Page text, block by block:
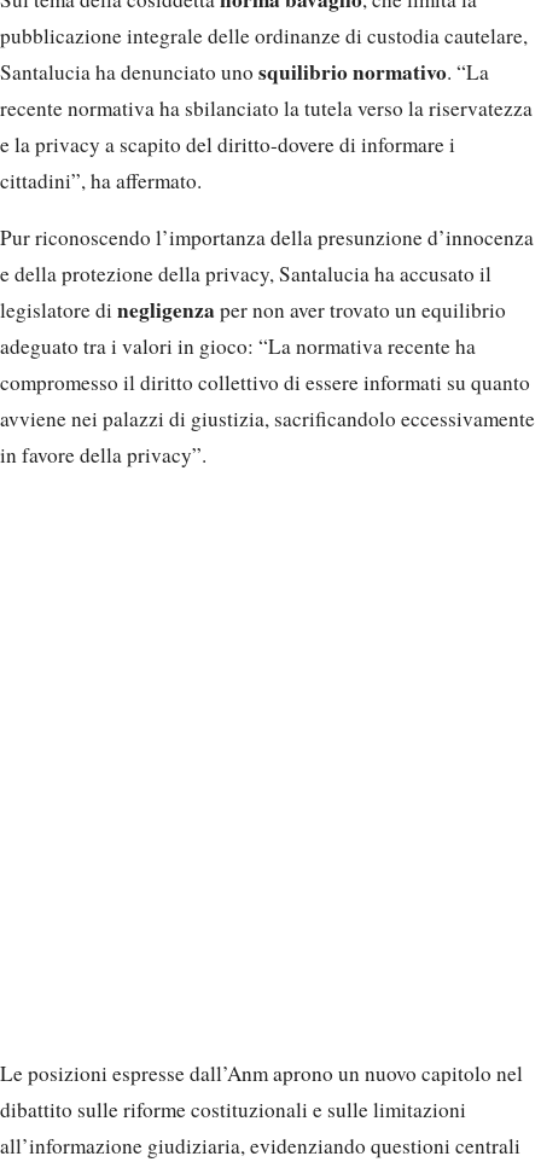
pubblicazione integrale delle ordinanze di custodia cautelare,
Santalucia ha denunciato uno squilibrio normativo. “La
recente normativa ha sbilanciato la tutela verso la riservatezza
e la privacy a scapito del diritto-dovere di informare i
cittadini”, ha affermato.
Pur riconoscendo l’importanza della presunzione d’innocenza
e della protezione della privacy, Santalucia ha accusato il
legislatore di negligenza per non aver trovato un equilibrio
adeguato tra i valori in gioco: “La normativa recente ha
compromesso il diritto collettivo di essere informati su quanto
avviene nei palazzi di giustizia, sacrificandolo eccessivamente
in favore della privacy”.
Le posizioni espresse dall’Anm aprono un nuovo capitolo nel
dibattito sulle riforme costituzionali e sulle limitazioni
all’informazione giudiziaria, evidenziando questioni centrali